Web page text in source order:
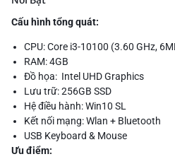
Cấu hình tổng quát:
CPU: Core i3-10100 (3.60 GHz,
RAM: 4GB
Đồ họa: Intel UHD Graphics
Lưu trữ: 256GB SSD
Hệ điều hành: Win10 SL
Kết nối mạng: Wlan + Bluetooth
USB Keyboard & Mouse
Ưu điểm: